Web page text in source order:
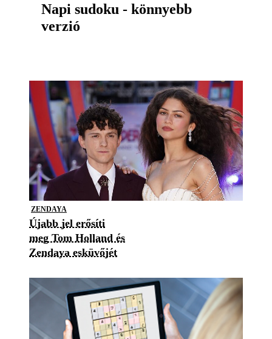
Napi sudoku - könnyebb
verzió
ZENDAYA
Újabb jel erősíti
meg Tom Holland és
Zendaya esküvőjét